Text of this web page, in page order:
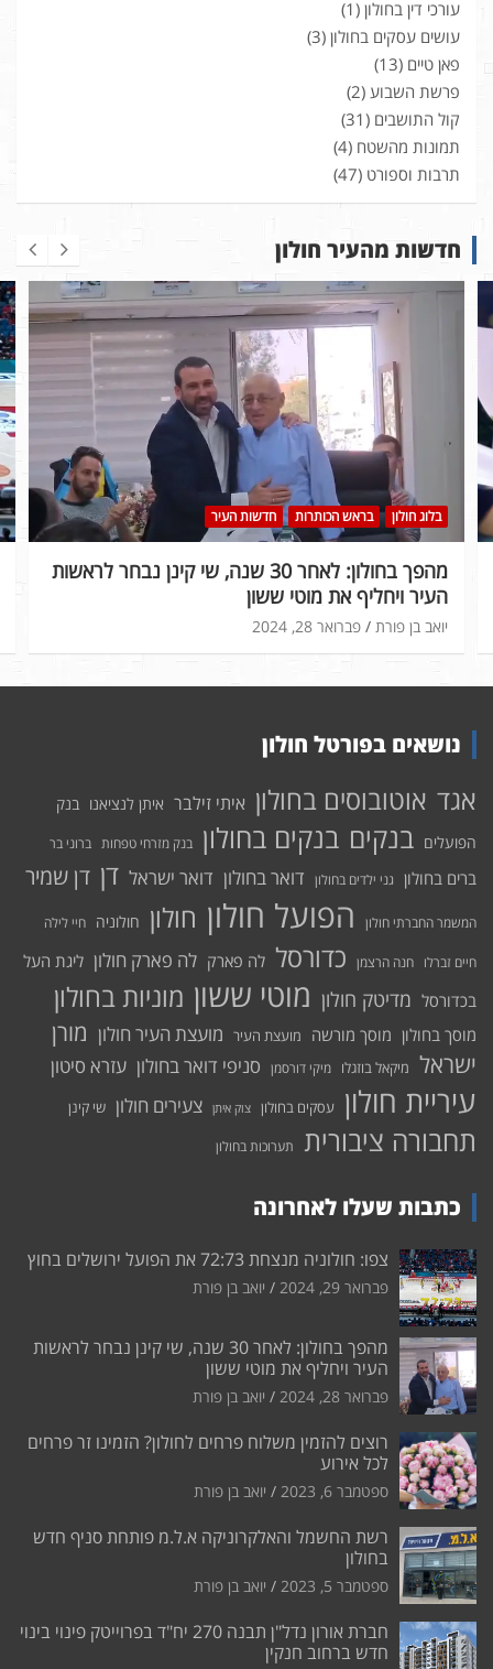
עורכי דין בחולון (1)
עושים עסקים בחולון (3)
פאן טיים (13)
פרשת השבוע (2)
קול התושבים (31)
תמונות מהשטח (4)
תרבות וספורט (47)
חדשות מהעיר חולון
בלוג חולון בראש הכותרות חדשות העיר
מהפך בחולון: לאחר 30 שנה, שי קינן נבחר לראשות
העיר ויחליף את מוטי ששון
פברואר 28, 2024 יואב בן פורת
נושאים בפורטל חולון
אגד אוטובוסים בחולון איתי זילבר איתן לנציאנו בנק
הפועלים בנקים בנקים בחולון בנק מזרחי טפחות ברוני בר
ברים בחולון גני ילדים בחולון דואר בחולון דואר ישראל דן דן שמיר
המשמר החברתי חולון הפועל חולון חולון חולוניה חיי לילה
חיים זברלו חנה הרצמן כדורסל לה פארק לה פארק חולון ליגת העל
בכדורסל מדיטק חולון מוטי ששון מוניות בחולון
מוסך בחולון מוסך מורשה מועצת העיר מועצת העיר חולון מורן
ישראל מיקאל בוזגלו מיקי דורסמן סניפי דואר בחולון עזרא סיטון
עיריית חולון עסקים בחולון צוק איתן צעירים חולון שי קינן
תחבורה ציבורית תערוכות בחולון
כתבות שעלו לאחרונה
צפו: חולוניה מנצחת 72:73 את הפועל ירושלים בחוץ
פברואר 29, 2024 יואב בן פורת
מהפך בחולון: לאחר 30 שנה, שי קינן נבחר לראשות
העיר ויחליף את מוטי ששון
פברואר 28, 2024 יואב בן פורת
רוצים להזמין משלוח פרחים לחולון? הזמינו זר פרחים
לכל אירוע
ספטמבר 6, 2023 יואב בן פורת
רשת החשמל והאלקרוניקה א.ל.מ פותחת סניף חדש
בחולון
ספטמבר 5, 2023 יואב בן פורת
חברת אורון נדל"ן תבנה 270 יח"ד בפרוייטק פינוי בינוי
חדש ברחוב חנקין